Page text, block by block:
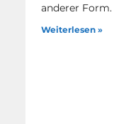
anderer Form.
Weiterlesen »